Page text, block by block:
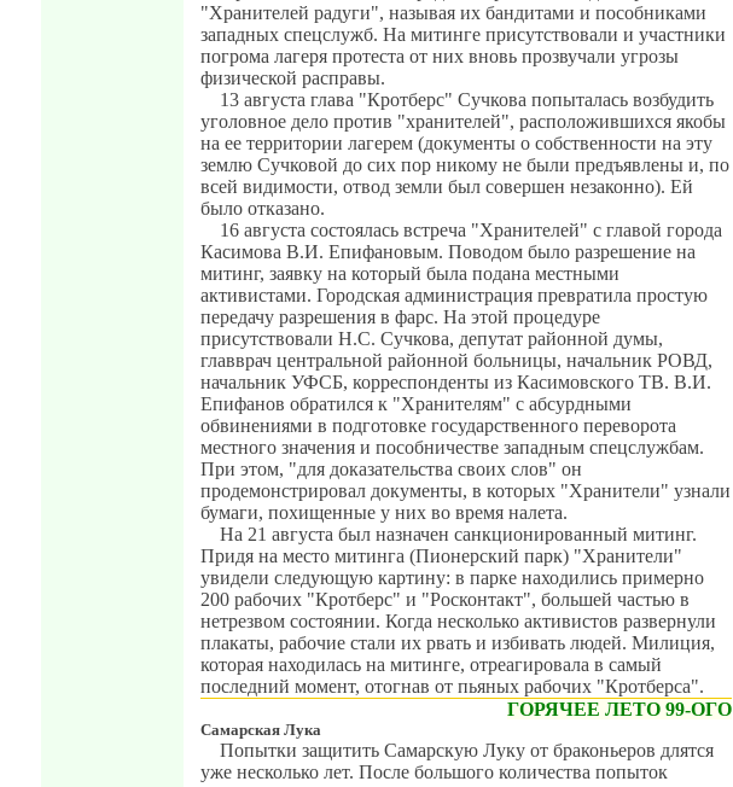
"Хранителей радуги", называя их бандитами и пособниками
западных спецслужб. На митинге присутствовали и участники
погрома лагеря протеста от них вновь прозвучали угрозы
физической расправы.
13 августа глава "Кротберс" Сучкова попыталась возбудить
уголовное дело против "хранителей", расположившихся якобы
на ее территории лагерем (документы о собственности на эту
землю Сучковой до сих пор никому не были предъявлены и, по
всей видимости, отвод земли был совершен незаконно). Ей
было отказано.
16 августа состоялась встреча "Хранителей" с главой города
Касимова В.И. Епифановым. Поводом было разрешение на
митинг, заявку на который была подана местными
активистами. Городская администрация превратила простую
передачу разрешения в фарс. На этой процедуре
присутствовали Н.С. Сучкова, депутат районной думы,
главврач центральной районной больницы, начальник РОВД,
начальник УФСБ, корреспонденты из Касимовского ТВ. В.И.
Епифанов обратился к "Хранителям" с абсурдными
обвинениями в подготовке государственного переворота
местного значения и пособничестве западным спецслужбам.
При этом, "для доказательства своих слов" он
продемонстрировал документы, в которых "Хранители" узнали
бумаги, похищенные у них во время налета.
На 21 августа был назначен санкционированный митинг.
Придя на место митинга (Пионерский парк) "Хранители"
увидели следующую картину: в парке находились примерно
200 рабочих "Кротберс" и "Росконтакт", большей частью в
нетрезвом состоянии. Когда несколько активистов развернули
плакаты, рабочие стали их рвать и избивать людей. Милиция,
которая находилась на митинге, отреагировала в самый
последний момент, отогнав от пьяных рабочих "Кротберса".
ГОРЯЧЕЕ ЛЕТО 99-ОГО
Самарская Лука
Попытки защитить Самарскую Луку от браконьеров длятся
уже несколько лет. После большого количества попыток